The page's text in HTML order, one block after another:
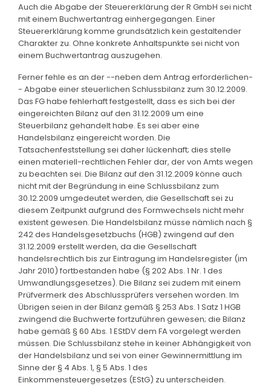
Auch die Abgabe der Steuererklärung der R GmbH sei nicht
mit einem Buchwertantrag einhergegangen. Einer
Steuererklärung komme grundsätzlich kein gestaltender
Charakter zu. Ohne konkrete Anhaltspunkte sei nicht von
einem Buchwertantrag auszugehen.
Ferner fehle es an der --neben dem Antrag erforderlichen-
- Abgabe einer steuerlichen Schlussbilanz zum 30.12.2009.
Das FG habe fehlerhaft festgestellt, dass es sich bei der
eingereichten Bilanz auf den 31.12.2009 um eine
Steuerbilanz gehandelt habe. Es sei aber eine
Handelsbilanz eingereicht worden. Die
Tatsachenfeststellung sei daher lückenhaft; dies stelle
einen materiell-rechtlichen Fehler dar, der von Amts wegen
zu beachten sei. Die Bilanz auf den 31.12.2009 könne auch
nicht mit der Begründung in eine Schlussbilanz zum
30.12.2009 umgedeutet werden, die Gesellschaft sei zu
diesem Zeitpunkt aufgrund des Formwechsels nicht mehr
existent gewesen. Die Handelsbilanz müsse nämlich nach §
242 des Handelsgesetzbuchs (HGB) zwingend auf den
31.12.2009 erstellt werden, da die Gesellschaft
handelsrechtlich bis zur Eintragung im Handelsregister (im
Jahr 2010) fortbestanden habe (§ 202 Abs. 1 Nr. 1 des
Umwandlungsgesetzes). Die Bilanz sei zudem mit einem
Prüfvermerk des Abschlussprüfers versehen worden. Im
Übrigen seien in der Bilanz gemäß § 253 Abs. 1 Satz 1 HGB
zwingend die Buchwerte fortzuführen gewesen; die Bilanz
habe gemäß § 60 Abs. 1 EStDV dem FA vorgelegt werden
müssen. Die Schlussbilanz stehe in keiner Abhängigkeit von
der Handelsbilanz und sei von einer Gewinnermittlung im
Sinne der § 4 Abs. 1, § 5 Abs. 1 des
Einkommensteuergesetzes (EStG) zu unterscheiden.